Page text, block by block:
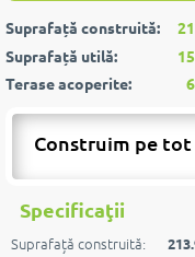
Suprafață construită:
Suprafață utilă:
Terase acoperite:
Construim pe tot
Specificaţii
Suprafață construită: